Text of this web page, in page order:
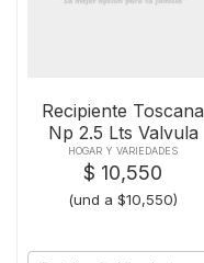
Recipiente Toscana
Np 2.5 Lts Valvula
HOGAR Y VARIEDADES
$ 10,550
(und a $10,550)